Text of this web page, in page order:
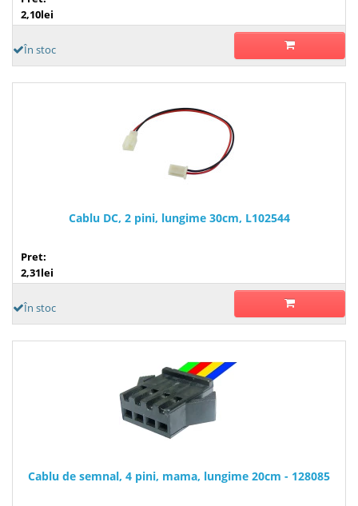
2,10lei
În stoc
Cablu DC, 2 pini, lungime 30cm, L102544
Pret:
2,31lei
În stoc
Cablu de semnal, 4 pini, mama, lungime 20cm - 128085